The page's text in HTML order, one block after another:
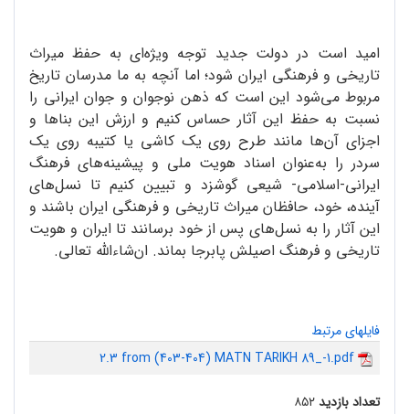
امید است در دولت جدید توجه ویژه‌ای به حفظ میراث
تاریخی و فرهنگی ایران شود؛ اما آنچه به ما مدرسان تاریخ
مربوط می‌شود این است که ذهن نوجوان و جوان ایرانی را
نسبت به حفظ این آثار حساس کنیم و ارزش این بناها و
اجزای آن‌ها مانند طرح روی یک کاشی یا کتیبه روی یک
سردر را به‌عنوان اسناد هویت ملی و پیشینه‌های فرهنگ
ایرانی-اسلامی- شیعی گوشزد و تبیین کنیم تا نسل‌های
آینده، خود، حافظان میراث تاریخی و فرهنگی ایران باشند و
این آثار را به نسل‌های پس از خود برسانند تا ایران و هویت
تاریخی و فرهنگ اصیلش پابرجا بماند. ان‌شاء‌الله تعالی.
فایلهای مرتبط
2.3 from (403-404) MATN TARIKH 89_-1.pdf
تعداد بازدید۸۵۲